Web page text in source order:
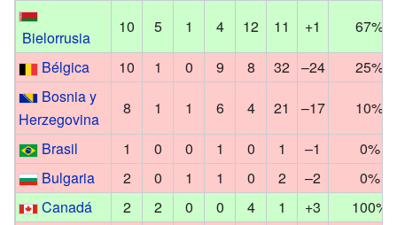
Bielorrusia
10 5 1 4 12 11 +1
67%
Bélgica
10 1 0 9 8 32 –24
25%
Bosnia y
Herzegovina
8 1 1 6 4 21 –17
10%
Brasil
1 0 0 1 0 1 –1
0%
Bulgaria
2 0 1 1 0 2 –2
0%
Canadá
2 2 0 0 4 1 +3
100%